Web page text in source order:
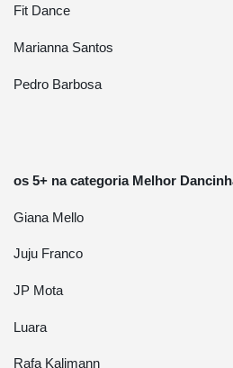
Fit Dance
Marianna Santos
Pedro Barbosa
os 5+ na categoria Melhor
Giana Mello
Juju Franco
JP Mota
Luara
Rafa Kalimann